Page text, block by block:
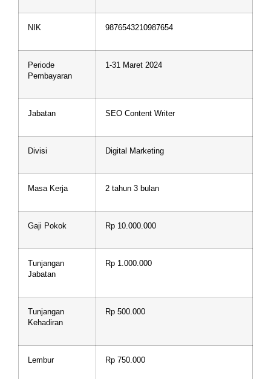
NIK 9876543210987654
Periode
Pembayaran
1-31 Maret 2024
Jabatan SEO Content Writer
Divisi Digital Marketing
Masa Kerja 2 tahun 3 bulan
Gaji Pokok Rp 10.000.000
Tunjangan
Jabatan
Rp 1.000.000
Tunjangan
Kehadiran
Rp 500.000
Lembur Rp 750.000